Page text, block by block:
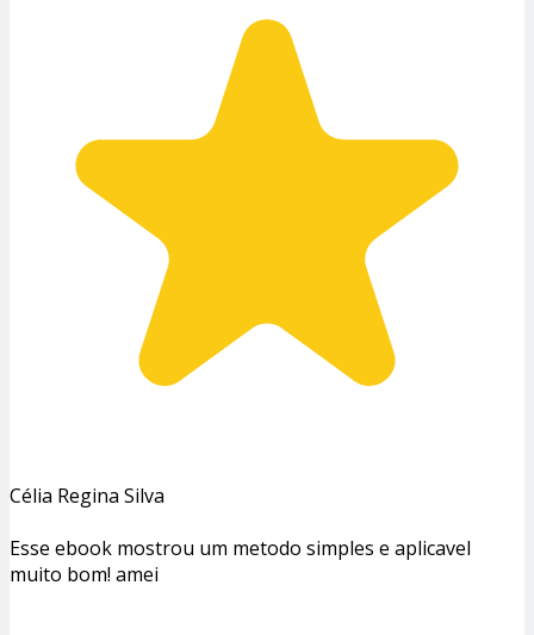
Célia Regina Silva
Esse ebook mostrou um metodo simples e aplicavel
muito bom! amei